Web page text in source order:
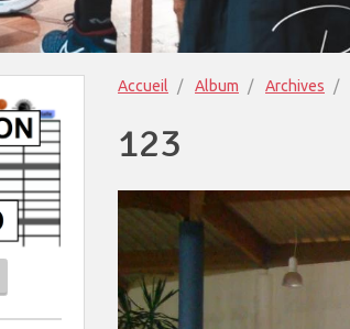
Accueil Album Archives
123